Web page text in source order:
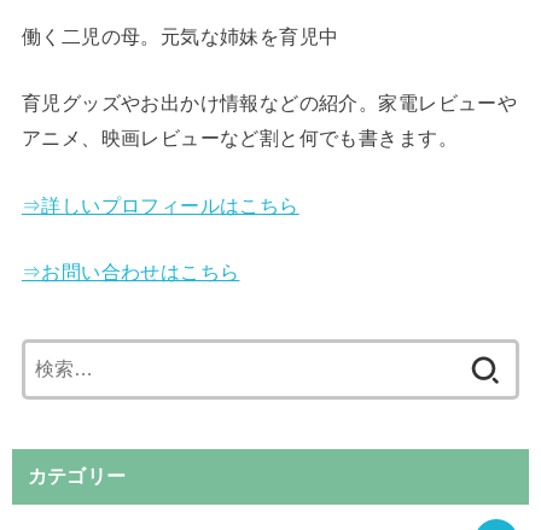
働く二児の母。元気な姉妹を育児中
育児グッズやお出かけ情報などの紹介。家電レビューや
アニメ、映画レビューなど割と何でも書きます。
⇒詳しいプロフィールはこちら
⇒お問い合わせはこちら
索:
カテゴリー